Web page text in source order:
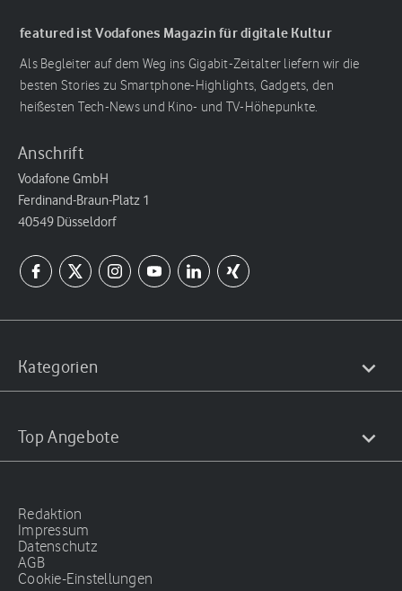
featured ist Vodafones Magazin für digitale Kultur
Als Begleiter auf dem Weg ins Gigabit-Zeitalter liefern wir die
besten Stories zu Smartphone-Highlights, Gadgets, den
heißesten Tech-News und Kino- und TV-Höhepunkte.
Anschrift
Vodafone GmbH
Ferdinand-Braun-Platz 1
40549 Düsseldorf
Kategorien
Top Angebote
Redaktion
Impressum
Datenschutz
AGB
Cookie-Einstellungen